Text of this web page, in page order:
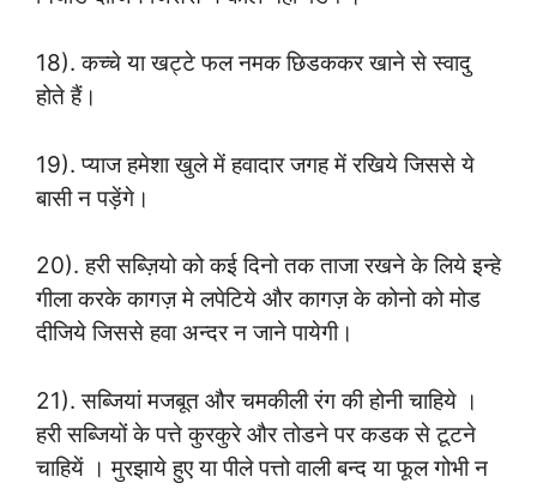
18). कच्चे या खट्टे फल नमक छिडककर खाने से स्वादु
होते हैं।
19). प्याज हमेशा खुले में हवादार जगह में रखिये जिससे ये
बासी न पड़ेंगे।
20). हरी सब्ज़ियो को कई दिनो तक ताजा रखने के लिये इन्हे
गीला करके कागज़ मे लपेटिये और कागज़ के कोनो को मोड
दीजिये जिससे हवा अन्दर न जाने पायेगी।
21). सब्जियां मजबूत और चमकीली रंग की होनी चाहिये ।
हरी सब्जियों के पत्ते कुरकुरे और तोडने पर कडक से टूटने
चाहियें । मुरझाये हुए या पीले पत्तो वाली बन्द या फूल गोभी न